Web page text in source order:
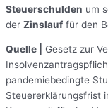
Steuerschulden um
der Zinslauf für den
Quelle |
Gesetz zur
pandemiebedingte
Steuererklärungsfrist